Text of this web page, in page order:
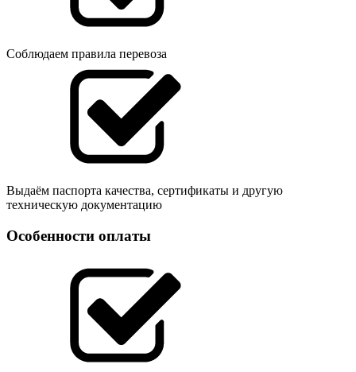
Соблюдаем правила перевоза
Выдаём паспорта качества, сертификаты и другую
техническую документацию
Особенности оплаты